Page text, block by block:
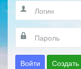
Войти Создать